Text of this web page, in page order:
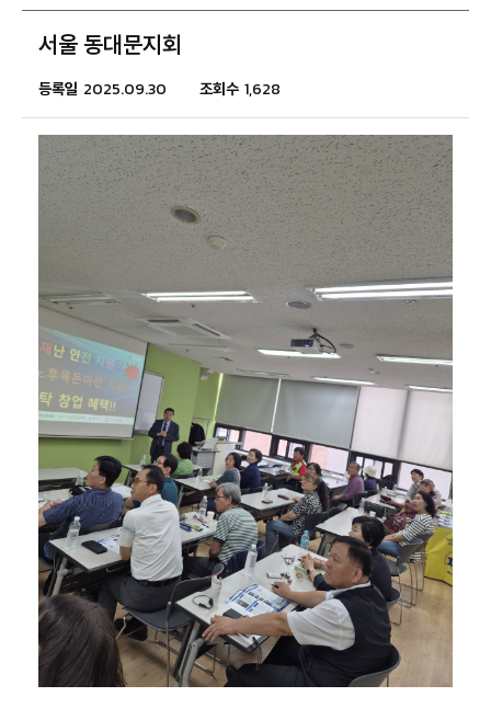
서울 동대문지회
등록일 2025.09.30 조회수 1,628